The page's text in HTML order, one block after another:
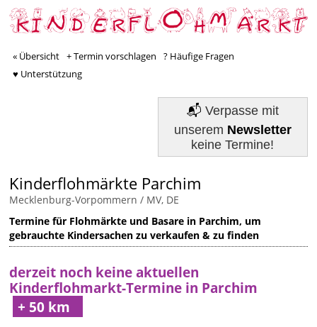
« Übersicht + Termin vorschlagen
? Häufige Fragen
♥ Unterstützung
📬 Verpasse mit
unserem Newsletter
keine Termine!
Kinderflohmärkte Parchim
Mecklenburg-Vorpommern / MV, DE
Termine für Flohmärkte und Basare in Parchim, um
gebrauchte Kindersachen zu verkaufen & zu finden
derzeit noch keine aktuellen
Kinderflohmarkt-Termine in Parchim